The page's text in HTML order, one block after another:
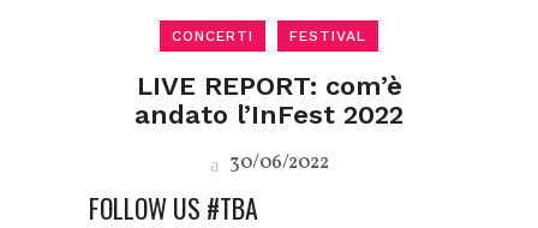
CONCERTI FESTIVAL
LIVE REPORT: com’è
andato l’InFest 2022
30/06/2022
FOLLOW US #TBA